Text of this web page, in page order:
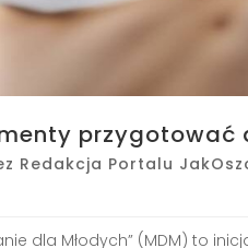
przygotować
Redakcja Portalu
dla Młodych” (MDM) to